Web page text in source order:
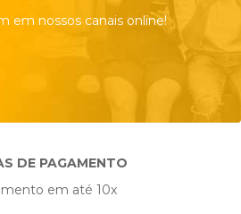
em nossos canais online!
DE PAGAMENTO
em até 10x